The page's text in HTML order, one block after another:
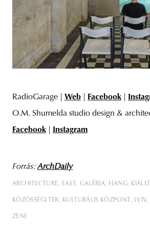
RadioGarage | Web Facebook
O.M. Shumelda studio design &
Facebook
Instagram
Forrás:ArchDaily
ARCHITECTURE EAST GALÉRIA HANG
KÖZÖSSÉGI TÉR KULTURÁLIS KÖZPONT LVIV
ZENE